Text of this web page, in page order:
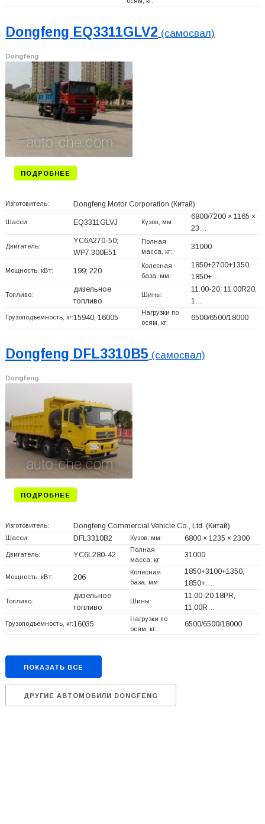
Dongfeng EQ3311GLV2 (самосвал)
Dongfeng
ПОДРОБНЕЕ
Изготовитель: Dongfeng Motor Corporation (Китай)
Шасси: EQ3311GLVJ Кузов, мм:
6800/7200 × 1165 ×
23…
Двигатель:
YC6A270-50;
WP7.300E51
Полная
масса, кг:
31000
Мощность, кВт: 199; 220
Колесная
база, мм:
1850+2700+1350,
1850+…
Топливо:
дизельное
топливо
Шины:
11.00-20, 11.00R20,
1…
Грузоподъемность, кг:15940, 16005
Нагрузки по
осям, кг:
6500/6500/18000
Dongfeng DFL3310B5 (самосвал)
Dongfeng
ПОДРОБНЕЕ
Изготовитель: Dongfeng Commercial Vehicle Co., Ltd. (Китай)
Шасси: DFL3310B2 Кузов, мм: 6800 × 1235 × 2300
Двигатель: YC6L280-42
Полная
масса, кг:
31000
Мощность, кВт: 206
Колесная
база, мм:
1850+3100+1350,
1850+…
Топливо:
дизельное
топливо
Шины:
11.00-20 18PR,
11.00R…
Грузоподъемность, кг:16035
Нагрузки по
осям, кг:
6500/6500/18000
ПОКАЗАТЬ ВСЕ
ДРУГИЕ АВТОМОБИЛИ DONGFENG